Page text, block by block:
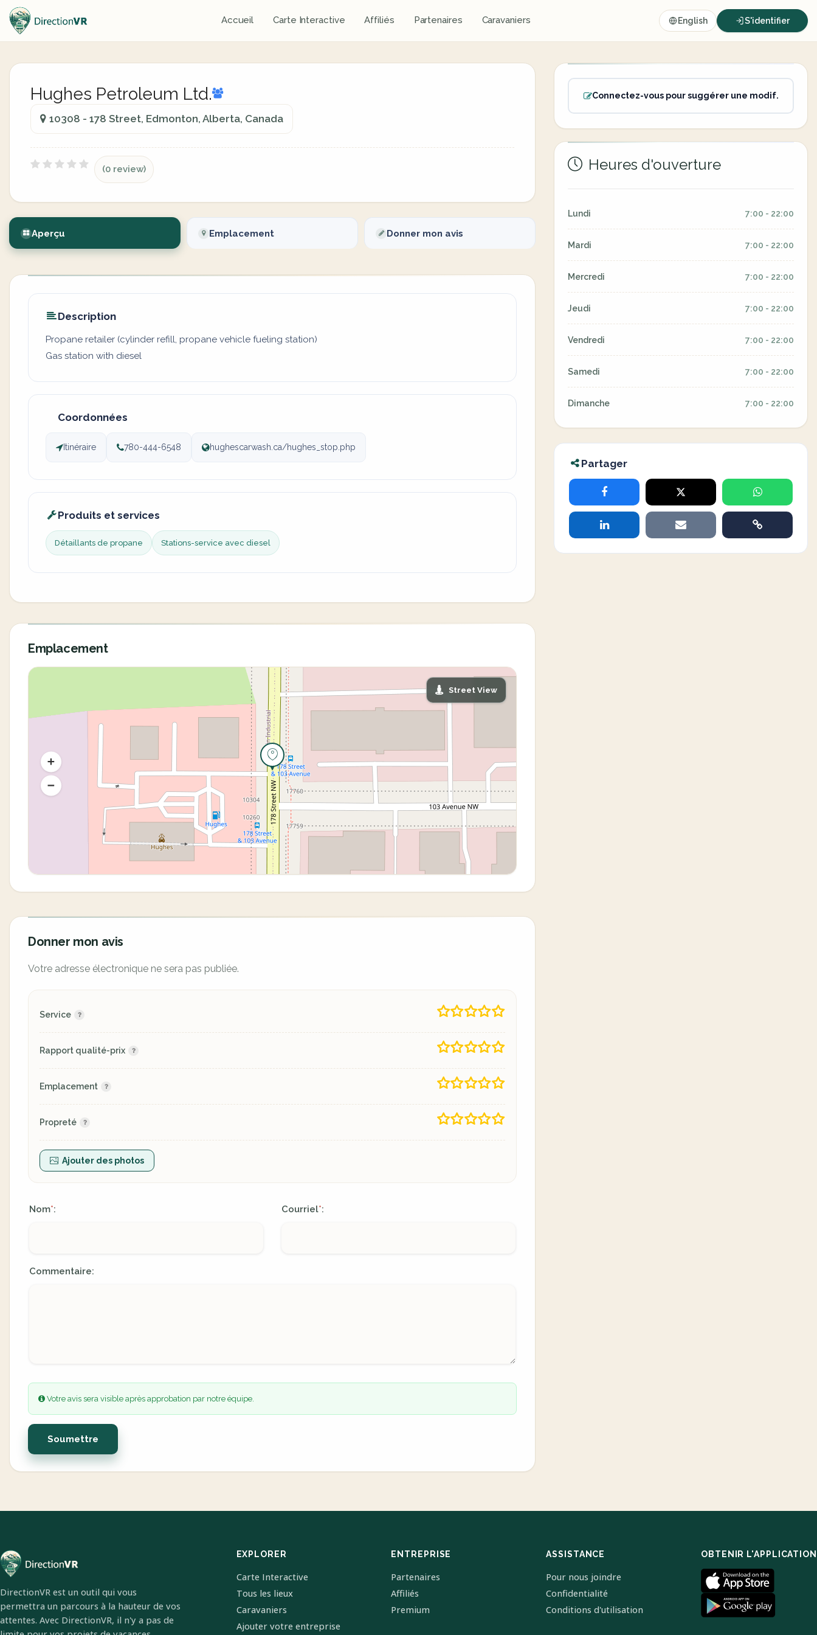
Accueil Carte Interactive Affiliés Partenaires Caravaniers English S'identifier
Hughes Petroleum Ltd.
10308 - 178 Street, Edmonton, Alberta, Canada
(0 review)
Aperçu Emplacement Donner mon avis
Description
Propane retailer (cylinder refill, propane vehicle fueling station)
Gas station with diesel
Coordonnées
Itinéraire 780-444-6548 hughescarwash.ca/hughes_stop.php
Produits et services
Détaillants de propane Stations-service avec diesel
Emplacement
Street View
Donner mon avis
Votre adresse électronique ne sera pas publiée.
Service
Rapport qualité-prix
Emplacement
Propreté
Ajouter des photos
Nom*: Courriel*:
Commentaire:
Votre avis sera visible après approbation par notre équipe.
Soumettre
Connectez-vous pour suggérer une modif.
Heures d'ouverture
Lundi 7:00 - 22:00
Mardi 7:00 - 22:00
Mercredi 7:00 - 22:00
Jeudi 7:00 - 22:00
Vendredi 7:00 - 22:00
Samedi 7:00 - 22:00
Dimanche 7:00 - 22:00
Partager
DirectionVR est un outil qui vous
permettra un parcours à la hauteur de vos
attentes. Avec DirectionVR, il n'y a pas de
EXPLORER
Carte Interactive
Tous les lieux
Caravaniers
Ajouter votre entreprise
ENTREPRISE
Partenaires
Affiliés
Premium
ASSISTANCE
Pour nous joindre
Confidentialité
Conditions d'utilisation
OBTENIR L'APPLICATION